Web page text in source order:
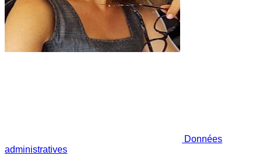
Données
administratives